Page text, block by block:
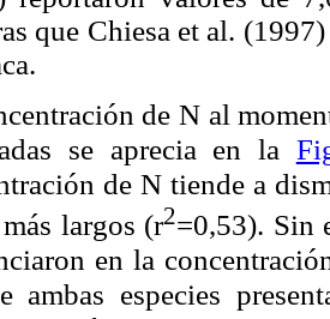
que Chiesa et al.
de N al
se aprecia en la
de N tiende a
largos (r2=0,53). Sin
en la
ambas especies